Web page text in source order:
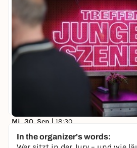
Mi, 30. Sep | 18:30
Berliner Festspiele
In the organizer's words: